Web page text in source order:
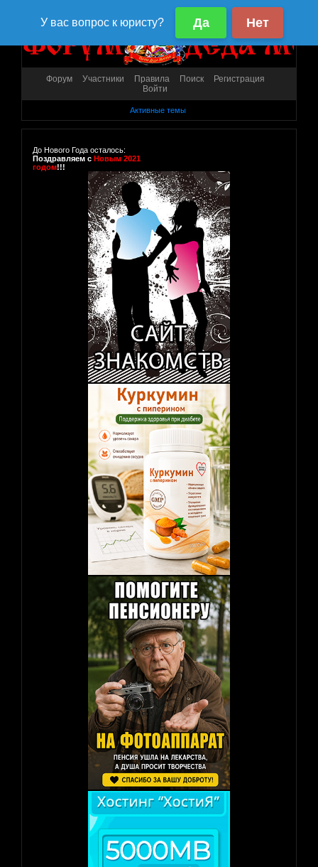
Форум Участники Правила Поиск
Регистрация
Войти
Активные темы
До Нового Года осталось:
Поздравляем с Новым 2021
годом!!!